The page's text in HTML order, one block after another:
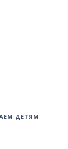
ДЕТЯМ